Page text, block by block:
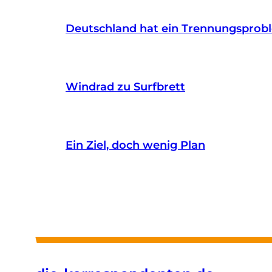
Deutschland hat ein
Windrad zu Surfbrett
Ein Ziel, doch wenig Plan